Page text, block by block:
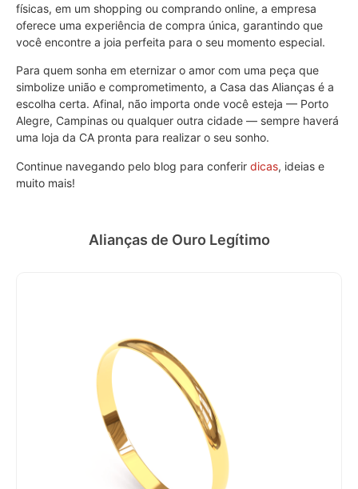
físicas, em um shopping ou comprando online, a empresa
oferece uma experiência de compra única, garantindo que
você encontre a joia perfeita para o seu momento especial.
Para quem sonha em eternizar o amor com uma peça que
simbolize união e comprometimento, a Casa das Alianças é a
escolha certa. Afinal, não importa onde você esteja — Porto
Alegre, Campinas ou qualquer outra cidade — sempre haverá
uma loja da CA pronta para realizar o seu sonho.
Continue navegando pelo blog para conferir dicas, ideias e
muito mais!
Alianças de Ouro Legítimo